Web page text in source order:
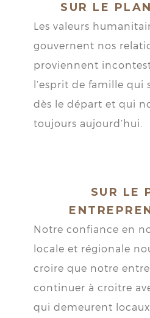
SUR LE
Les valeurs
gouvernent nos
proviennent
l’esprit de famille qui
dès le départ et qui
toujours aujourd’hui.
SUR LE
Notre confiance en
locale et régionale
croire que notre
continuer à croitre
qui demeurent locaux.